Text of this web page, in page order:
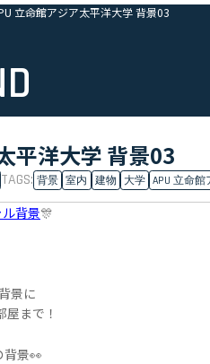
立命館アジア太平洋大学 背景03
平洋大学 背景03
TAGS: 背景 室内 建物 大学 APU 立命
背景🎊
景に
屋まで！
背景👀